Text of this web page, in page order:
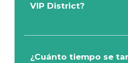
VIP District?
¿Cuánto tiempo se